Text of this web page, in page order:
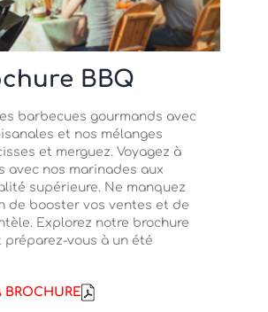
BBQ
barbecues gourmands avec
et nos mélanges
et merguez. Voyagez à
avec nos marinades aux
supérieure. Ne manquez
de booster vos ventes et de
Explorez notre brochure
vous à un été
BROCHURE